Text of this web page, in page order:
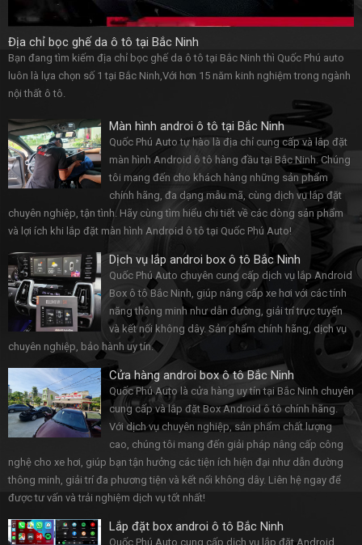
Địa chỉ bọc ghế da ô tô tại Bắc Ninh
Bạn đang tìm kiếm địa chỉ bọc ghế da ô tô tại Bắc Ninh thì Quốc Phú auto
luôn là lựa chọn số 1 tại Bắc Ninh,Với hơn 15 năm kinh nghiệm trong ngành
nội thất ô tô.
Màn hình androi ô tô tại Bắc Ninh
Quốc Phú Auto tự hào là địa chỉ cung cấp và lắp đặt
màn hình Android ô tô hàng đầu tại Bắc Ninh. Chúng
tôi mang đến cho khách hàng những sản phẩm
chính hãng, đa dạng mẫu mã, cùng dịch vụ lắp đặt
chuyên nghiệp, tận tình. Hãy cùng tìm hiểu chi tiết về các dòng sản phẩm
và lợi ích khi lắp đặt màn hình Android ô tô tại Quốc Phú Auto!
Dịch vụ lắp androi box ô tô Bắc Ninh
Quốc Phú Auto chuyên cung cấp dịch vụ lắp Android
Box ô tô Bắc Ninh, giúp nâng cấp xe hơi với các tính
năng thông minh như dẫn đường, giải trí trực tuyến
và kết nối không dây. Sản phẩm chính hãng, dịch vụ
chuyên nghiệp, bảo hành uy tín.
Cửa hàng androi box ô tô Bắc Ninh
Quốc Phú Auto là cửa hàng uy tín tại Bắc Ninh chuyên
cung cấp và lắp đặt Box Android ô tô chính hãng.
Với dịch vụ chuyên nghiệp, sản phẩm chất lượng
cao, chúng tôi mang đến giải pháp nâng cấp công
nghệ cho xe hơi, giúp bạn tận hưởng các tiện ích hiện đại như dẫn đường
thông minh, giải trí đa phương tiện và kết nối không dây. Liên hệ ngay để
được tư vấn và trải nghiệm dịch vụ tốt nhất!
Lắp đặt box androi ô tô Bắc Ninh
Quốc Phú Auto cung cấp dịch vụ lắp đặt Android